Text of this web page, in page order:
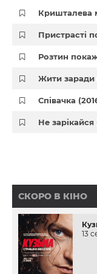
Кришталева
Пристрасті
Розтин
Жити заради
Співачка
Не зарікайся
СКОРО В КІНО
13